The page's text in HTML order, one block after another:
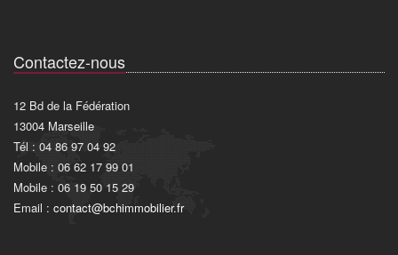
Contactez-nous
12 Bd de la Fédération
13004 Marseille
Tél : 04 86 97 04 92
Mobile : 06 62 17 99 01
Mobile : 06 19 50 15 29
Email : contact@bchimmobilier.fr